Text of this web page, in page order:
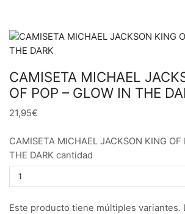
CAMISETA MICHAEL
OF POP – GLOW IN THE
21,95€
CAMISETA MICHAEL JACKSON KING OF
THE DARK cantidad
Este producto tiene múltiples variantes.